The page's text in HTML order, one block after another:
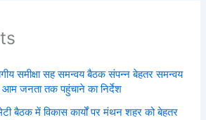
समीक्षा सह समन्वय बैठक संपन्न बेहतर समन्वय
जनता तक पहुंचाने का निर्देश
बैठक में विकास कार्यों पर मंथन शहर को बेहतर